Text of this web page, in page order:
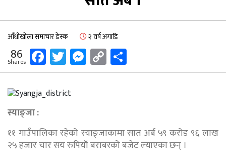
आँधीखोला समाचार डेस्क २ वर्ष अगाडि
86
Shares Facebook
Twitter
Messenger
Copy
Link
स्याङ्जा :
११ गाउँपालिका रहेको स्याङ्जाकामा सात अर्ब ५९ करोड ९६ लाख
२५ हजार चार सय रुपियाँ बराबरको बजेट ल्याएका छन् ।